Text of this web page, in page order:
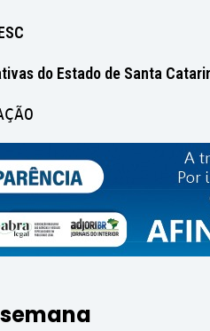
do Estado de Santa